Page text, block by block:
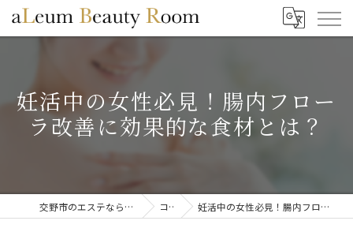
妊活中の女性必見！腸内フロー
ラ改善に効果的な食材とは？
交野市のエステならaLeum Beauty Room コラム 妊活中の女性必見！腸内フローラ改善に効果的な食材とは？